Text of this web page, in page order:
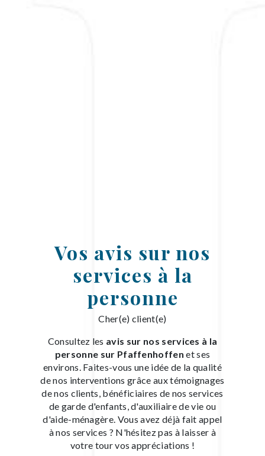
Vos avis sur nos
services à la
personne
Cher(e) client(e)
Consultez les avis sur nos services à la
personne sur Pfaffenhoffen et ses
environs. Faites-vous une idée de la qualité
de nos interventions grâce aux témoignages
de nos clients, bénéficiaires de nos services
de garde d'enfants, d'auxiliaire de vie ou
d'aide-ménagère. Vous avez déjà fait appel
à nos services ? N'hésitez pas à laisser à
votre tour vos appréciations !